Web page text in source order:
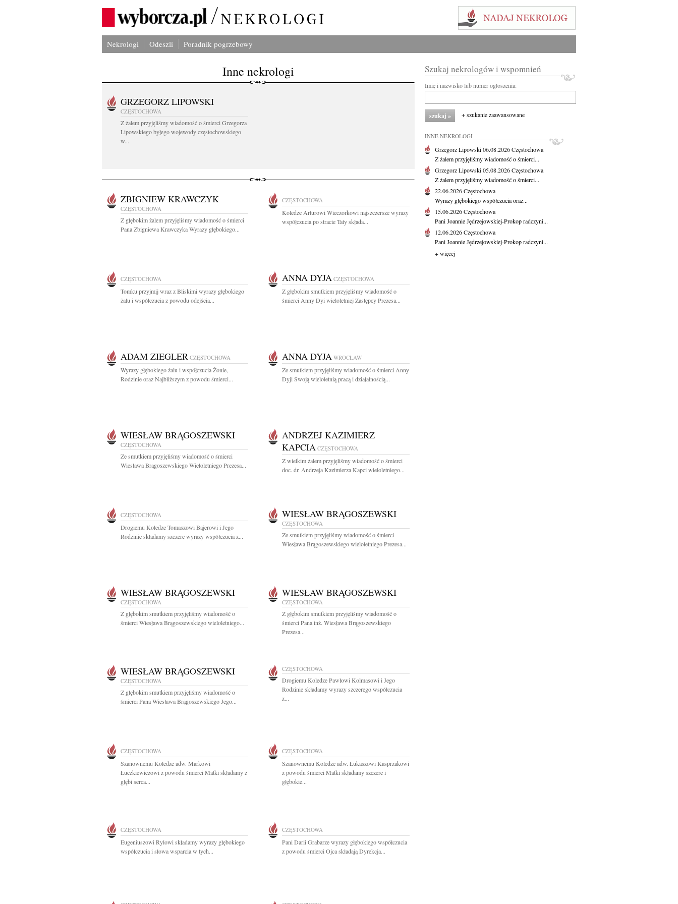
Nekrologi Odeszli Poradnik pogrzebowy
Inne nekrologi
GRZEGORZ LIPOWSKI
CZĘSTOCHOWA
Z żalem przyjęliśmy wiadomość o śmierci Grzegorza
Lipowskiego byłego wojewody częstochowskiego
w...
ZBIGNIEW KRAWCZYK
CZĘSTOCHOWA
Z głębokim żalem przyjęliśmy wiadomość o śmierci
Pana Zbigniewa Krawczyka Wyrazy głębokiego...
CZĘSTOCHOWA
Koledze Arturowi Wieczorkowi najszczersze wyrazy
współczucia po stracie Taty składa...
CZĘSTOCHOWA
Tomku przyjmij wraz z Bliskimi wyrazy głębokiego
żalu i współczucia z powodu odejścia...
ANNA DYJA CZĘSTOCHOWA
Z głębokim smutkiem przyjęliśmy wiadomość o
śmierci Anny Dyi wieloletniej Zastępcy Prezesa...
ADAM ZIEGLER CZĘSTOCHOWA
Wyrazy głębokiego żalu i współczucia Żonie,
Rodzinie oraz Najbliższym z powodu śmierci...
ANNA DYJA WROCŁAW
Ze smutkiem przyjęliśmy wiadomość o śmierci Anny
Dyji Swoją wieloletnią pracą i działalnością...
WIESŁAW BRĄGOSZEWSKI
CZĘSTOCHOWA
Ze smutkiem przyjęliśmy wiadomość o śmierci
Wiesława Brągoszewskiego Wieloletniego Prezesa...
ANDRZEJ KAZIMIERZ
KAPCIA CZĘSTOCHOWA
Z wielkim żalem przyjęliśmy wiadomość o śmierci
doc. dr. Andrzeja Kazimierza Kapci wieloletniego...
CZĘSTOCHOWA
Drogiemu Koledze Tomaszowi Bajerowi i Jego
Rodzinie składamy szczere wyrazy współczucia z...
WIESŁAW BRĄGOSZEWSKI
CZĘSTOCHOWA
Ze smutkiem przyjęliśmy wiadomość o śmierci
Wiesława Brągoszewskiego wieloletniego Prezesa...
WIESŁAW BRĄGOSZEWSKI
CZĘSTOCHOWA
Z głębokim smutkiem przyjęliśmy wiadomość o
śmierci Wiesława Brągoszewskiego wieloletniego...
WIESŁAW BRĄGOSZEWSKI
CZĘSTOCHOWA
Z głębokim smutkiem przyjęliśmy wiadomość o
śmierci Pana inż. Wiesława Brągoszewskiego
Prezesa...
WIESŁAW BRĄGOSZEWSKI
CZĘSTOCHOWA
Z głębokim smutkiem przyjęliśmy wiadomość o
śmierci Pana Wiesława Brągoszewskiego Jego...
CZĘSTOCHOWA
Drogiemu Koledze Pawłowi Kolmasowi i Jego
Rodzinie składamy wyrazy szczerego współczucia
z...
CZĘSTOCHOWA
Szanownemu Koledze adw. Markowi
Łuczkiewiczowi z powodu śmierci Matki składamy z
głębi serca...
CZĘSTOCHOWA
Szanownemu Koledze adw. Łukaszowi Kasprzakowi
z powodu śmierci Matki składamy szczere i
głębokie...
CZĘSTOCHOWA
Eugeniuszowi Rylowi składamy wyrazy głębokiego
współczucia i słowa wsparcia w tych...
CZĘSTOCHOWA
Pani Darii Grabarze wyrazy głębokiego współczucia
z powodu śmierci Ojca składają Dyrekcja...
Szukaj nekrologów i wspomnień
Imię i nazwisko lub numer ogłoszenia:
+ szukanie zaawansowane
INNE NEKROLOGI
Grzegorz Lipowski06.08.2026Częstochowa
Z żalem przyjęliśmy wiadomość o śmierci...
Grzegorz Lipowski05.08.2026Częstochowa
Z żalem przyjęliśmy wiadomość o śmierci...
22.06.2026Częstochowa
Wyrazy głębokiego współczucia oraz...
15.06.2026Częstochowa
Pani Joannie Jędrzejowskiej-Prokop radczyni...
12.06.2026Częstochowa
Pani Joannie Jędrzejowskiej-Prokop radczyni...
+ więcej